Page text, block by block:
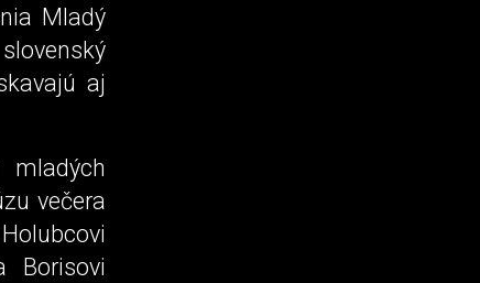
Mladý
aj
večera
Borisovi